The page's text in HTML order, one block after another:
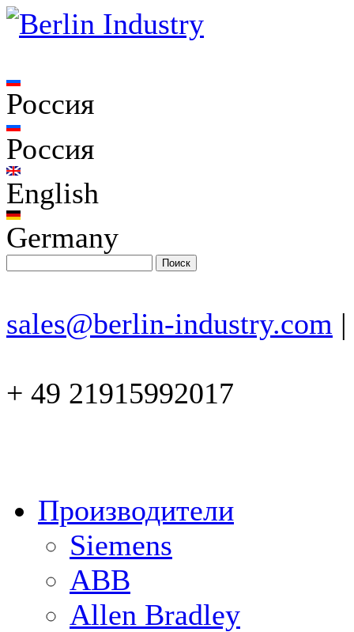
Россия
Россия
English
Germany
sales@berlin-industry.com |
+ 49 21915992017
Производители
Siemens
ABB
Allen Bradley